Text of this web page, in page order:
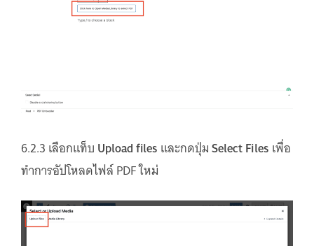
6.2.3 เลือกแท็บ Upload files และกดปุ่มSelect Files เพื่อ
ทำการอัปโหลดไฟล์ PDF ใหม่